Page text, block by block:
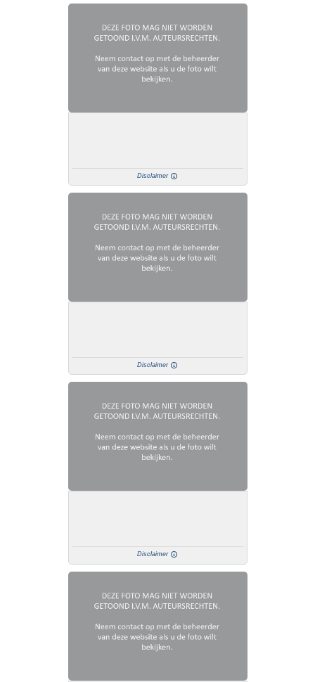
Disclaimer
Disclaimer
Disclaimer